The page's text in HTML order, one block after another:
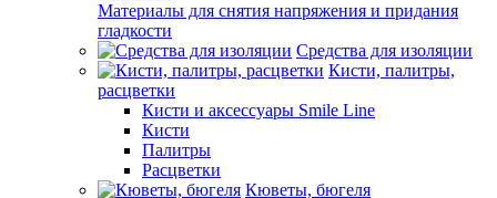
Материалы для снятия напряжения и придания
гладкости
Средства для изоляции
Кисти, палитры,
расцветки
Кисти и аксессуары Smile Line
Кисти
Палитры
Расцветки
Кюветы, бюгеля